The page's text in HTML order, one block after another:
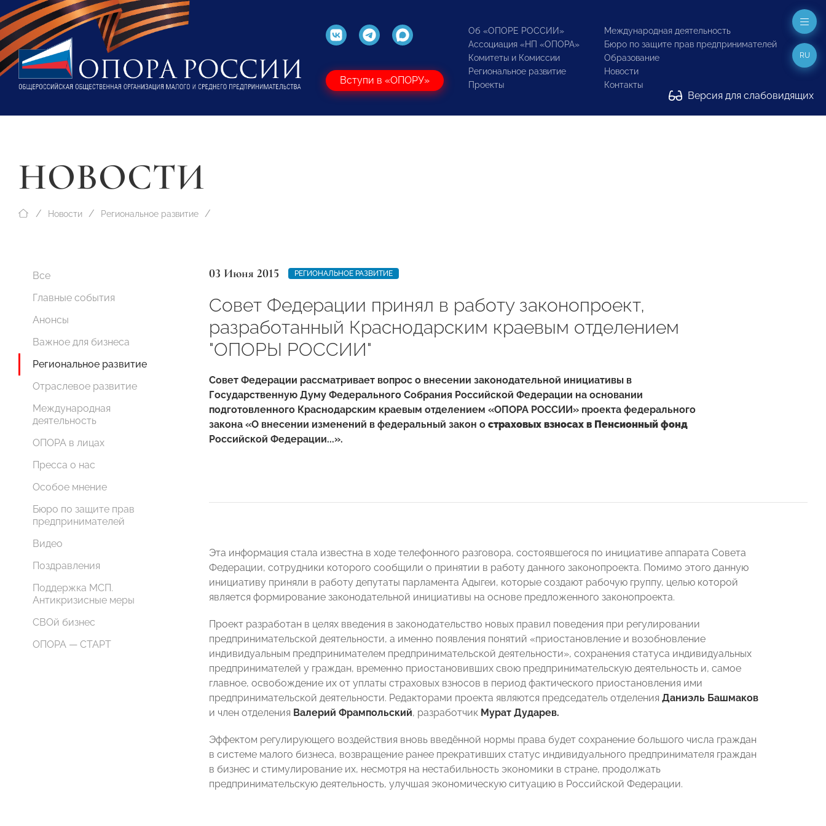
Вступи в «ОПОРУ»
Об «ОПОРЕ РОССИИ»
Ассоциация «НП «ОПОРА»
Комитеты и Комиссии
Региональное развитие
Проекты
Международная деятельность
Бюро по защите прав предпринимателей
Образование
Новости
Контакты
Версия для слабовидящих
RU
НОВОСТИ
Новости Региональное развитие
Все
Главные события
Анонсы
Важное для бизнеса
Региональное развитие
Отраслевое развитие
Международная
деятельность
ОПОРА в лицах
Пресса о нас
Особое мнение
Бюро по защите прав
предпринимателей
Видео
Поздравления
Поддержка МСП.
Антикризисные меры
СВОй бизнес
ОПОРА — СТАРТ
03 Июня 2015 РЕГИОНАЛЬНОЕ РАЗВИТИЕ
Совет Федерации принял в работу законопроект,
разработанный Краснодарским краевым отделением
"ОПОРЫ РОССИИ"
Совет Федерации рассматривает вопрос о внесении законодательной инициативы в
Государственную Думу Федерального Собрания Российской Федерации на основании
подготовленного Краснодарским краевым отделением «ОПОРА РОССИИ» проекта федерального
закона «О внесении изменений в федеральный закон о страховых взносах в Пенсионный фонд
Российской Федерации...».
Эта информация стала известна в ходе телефонного разговора, состоявшегося по инициативе аппарата Совета
Федерации, сотрудники которого сообщили о принятии в работу данного законопроекта. Помимо этого данную
инициативу приняли в работу депутаты парламента Адыгеи, которые создают рабочую группу, целью которой
является формирование законодательной инициативы на основе предложенного законопроекта.
Проект разработан в целях введения в законодательство новых правил поведения при регулировании
предпринимательской деятельности, а именно появления понятий «приостановление и возобновление
индивидуальным предпринимателем предпринимательской деятельности», сохранения статуса индивидуальных
предпринимателей у граждан, временно приостановивших свою предпринимательскую деятельность и, самое
главное, освобождение их от уплаты страховых взносов в период фактического приостановления ими
предпринимательской деятельности. Редакторами проекта являются председатель отделения Даниэль Башмаков
и член отделения Валерий Фрампольский, разработчик Мурат Дударев.
Эффектом регулирующего воздействия вновь введённой нормы права будет сохранение большого числа граждан
в системе малого бизнеса, возвращение ранее прекративших статус индивидуального предпринимателя граждан
в бизнес и стимулирование их, несмотря на нестабильность экономики в стране, продолжать
предпринимательскую деятельность, улучшая экономическую ситуацию в Российской Федерации.